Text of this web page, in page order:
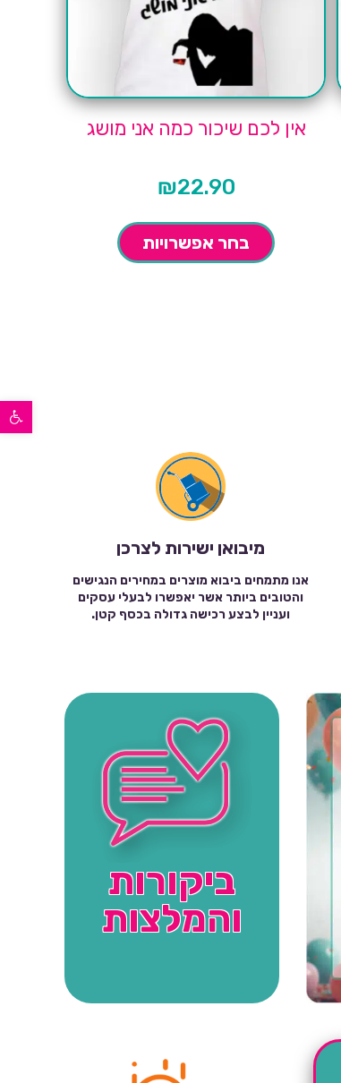
פתח סרגל נגישות
אין לכם שיכור כמה אני מושג
₪22.90
בחר אפשרויות
מיבואן ישירות לצרכן
אנו מתמחים ביבוא מוצרים במחירים הנגישים
והטובים ביותר אשר יאפשרו לבעלי עסקים
ועניין לבצע רכישה גדולה בכסף קטן.
ביקורות
והמלצות